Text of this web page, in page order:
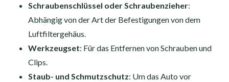
Schraubenschlüssel oder Schraubenzieher:
Abhängig von der Art der Befestigungen von dem
Luftfiltergehäus.
Werkzeugset: Für das Entfernen von Schrauben und
Clips.
Staub- und Schmutzschutz: Um das Auto vor